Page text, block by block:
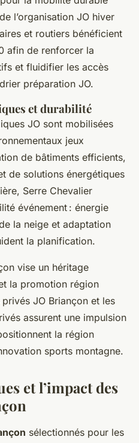
l’organisation JO hiver
et routiers bénéficient
afin de renforcer la
et fluidifier les accès
préparation JO.
et durabilité
JO sont mobilisées
jeux
de bâtiments efficients,
de solutions énergétiques
Serre Chevalier
événement : énergie
la neige et adaptation
la planification.
vise un héritage
la promotion région
JO Briançon et les
assurent une impulsion
la région
sports montagne.
et l’impact des
sélectionnés pour les